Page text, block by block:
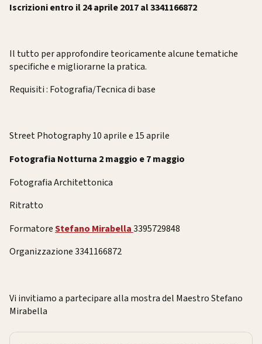
Iscrizioni entro il 24 aprile 2017 al3341166872
Il tutto per approfondire teoricamente alcune tematiche
specifiche e migliorarne la pratica.
Requisiti : Fotografia/Tecnica di base
Street Photography 10 aprile e 15 aprile
Fotografia Notturna 2 maggio e 7 maggio
Fotografia Architettonica
Ritratto
FormatoreStefano Mirabella3395729848
Organizzazione 3341166872
Vi invitiamo a partecipare alla mostra del Maestro Stefano
Mirabella